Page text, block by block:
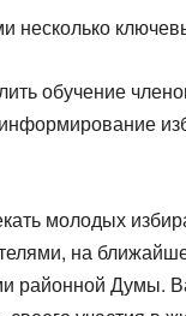
несколько
обучение
молодых
на
районной